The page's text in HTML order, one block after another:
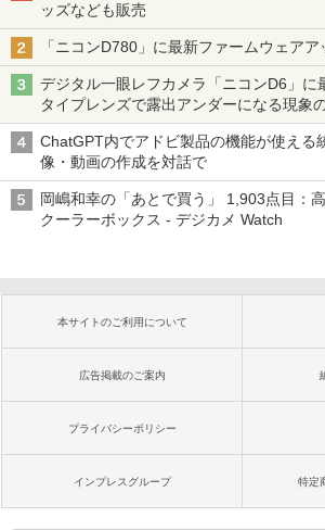
ッズなども販売
「ニコンD780」に最新ファームウェア
デジタル一眼レフカメラ「ニコンD6」
タイプレンズで露出アンダーになる現象
ChatGPT内でアドビ製品の機能が使え
像・動画の作成を対話で
岡嶋和幸の「あとで買う」 1,903点目：
クーラーボックス - デジカメ Watch
本サイトのご利用について
広告掲載のご案内
プライバシーポリシー
インプレスグループ 特定